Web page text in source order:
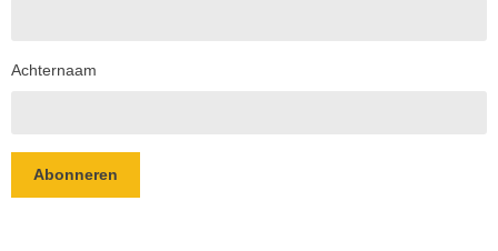
Achternaam
Abonneren